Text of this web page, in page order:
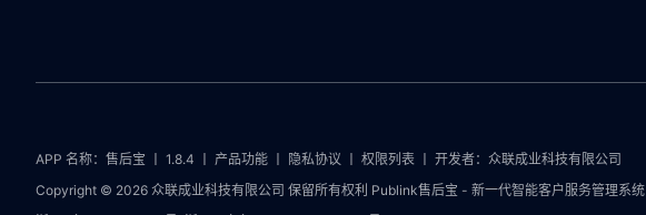
APP 名称：售后宝 丨 1.8.4 丨 产品功能 隐私协议 权限列表 丨 开发者：众联成业科技有限公司
Copyright © 2026 众联成业科技有限公司 保留所有权利 Publink售后宝 - 新一代智能客户服务管理系统